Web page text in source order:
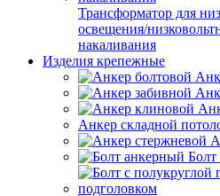
Трансформатор для
освещения/
накаливания
Изделия крепежные
Анкер складной